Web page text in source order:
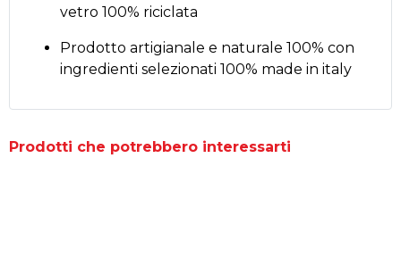
vetro 100% riciclata
Prodotto artigianale e naturale 100% con
ingredienti selezionati 100% made in italy
Prodotti che potrebbero interessarti